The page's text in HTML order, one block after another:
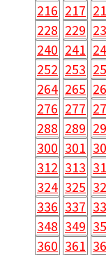
216 217
228 229
240 241
252 253
264 265
276 277
288 289
300 301
312 313
324 325
336 337
348 349
360 361